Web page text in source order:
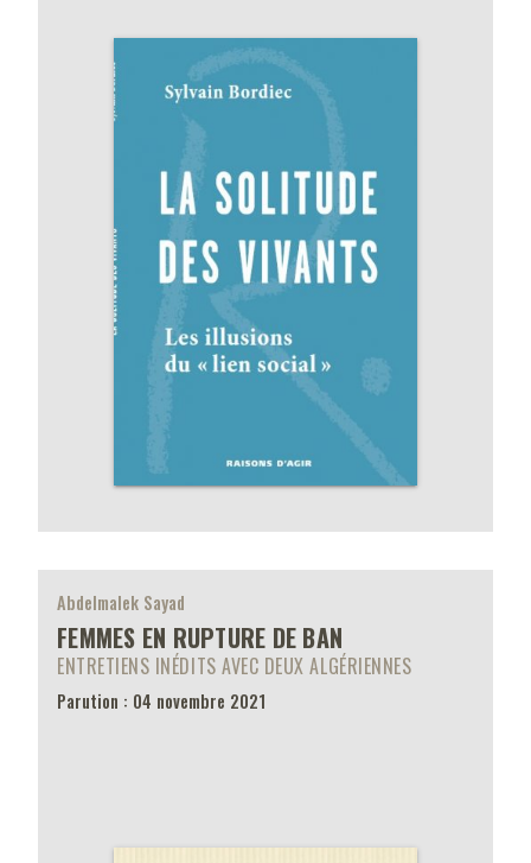
Abdelmalek Sayad
FEMMES EN RUPTURE DE BAN
ENTRETIENS INÉDITS AVEC DEUX ALGÉRIENNES
Parution : 04 novembre 2021